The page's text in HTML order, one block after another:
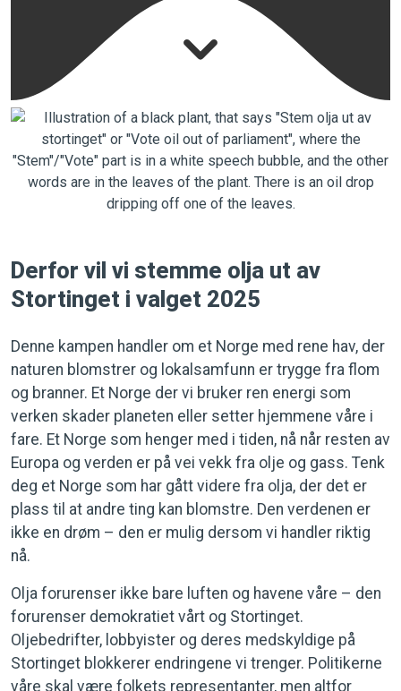
Derfor vil vi stemme olja ut av
Stortinget i valget 2025
Denne kampen handler om et Norge med rene hav, der
naturen blomstrer og lokalsamfunn er trygge fra flom
og branner. Et Norge der vi bruker ren energi som
verken skader planeten eller setter hjemmene våre i
fare. Et Norge som henger med i tiden, nå når resten av
Europa og verden er på vei vekk fra olje og gass. Tenk
deg et Norge som har gått videre fra olja, der det er
plass til at andre ting kan blomstre. Den verdenen er
ikke en drøm – den er mulig dersom vi handler riktig
nå.
Olja forurenser ikke bare luften og havene våre – den
forurenser demokratiet vårt og Stortinget.
Oljebedrifter, lobbyister og deres medskyldige på
Stortinget blokkerer endringene vi trenger. Politikerne
våre skal være folkets representanter, men altfor